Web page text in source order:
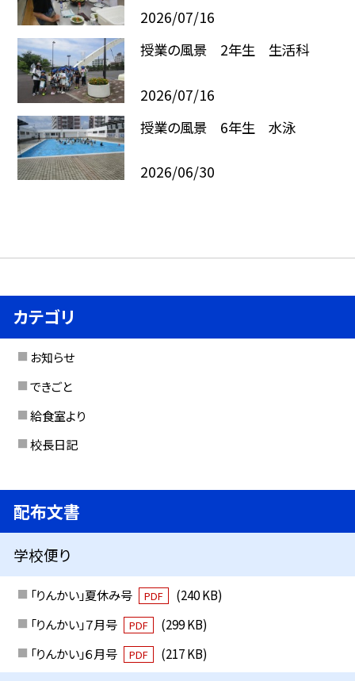
2026/07/16
授業の風景 2年生 生活科
2026/07/16
授業の風景 6年生 水泳
2026/06/30
カテゴリ
お知らせ
できごと
給食室より
校長日記
配布文書
学校便り
「りんかい」夏休み号 PDF
(240 KB)
「りんかい」７月号
PDF
(299 KB)
「りんかい」６月号
PDF (217 KB)